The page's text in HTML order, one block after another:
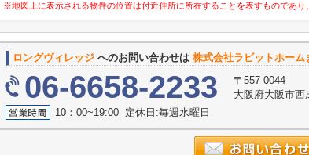
※地図上に表示される物件の位置は付近住所に所在することを表すものであり
ロングヴィレッジ へのお問い合わせは 株式会社ラビットホーム
06-6658-2233
〒557-0044
大阪府大阪市西
10：00~19:00 定休日:毎週水曜日